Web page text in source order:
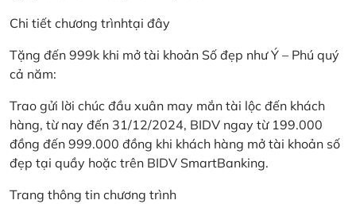
Chi tiết chương trìnhtại đây
Tặng đến 999k khi mở tài khoản Số đẹp như Ý – Phú quý
cả năm:
Trao gửi lời chúc đầu xuân may mắn tài lộc đến khách
hàng, từ nay đến 31/12/2024, BIDV ngay từ 199.000
đồng đến 999.000 đồng khi khách hàng mở tài khoản số
đẹp tại quầy hoặc trên BIDV SmartBanking.
Trang thông tin chương trình